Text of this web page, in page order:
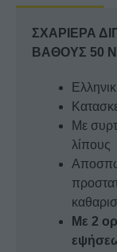
ποσότητα
ΣΧΑΡΙΕΡΑ
ΒΑΘΟΥΣ 50
Με
λίπους
Με 2